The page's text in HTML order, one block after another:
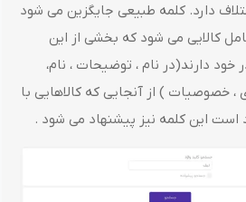
اختلاف دارد. کلمه طبیعی جایگزین می شود
کالایی می شود که بخشی از این
خود دارند(در نام ، توضیحات ، نام،
، خصوصیات ) از آنجایی که کالاهایی با
این کلمه نیز پیشنهاد می شود .